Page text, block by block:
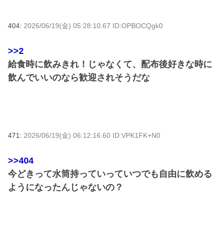
404: 2026/06/19(金) 05:28:10.67 ID:OPBOCQgk0
>>2
給食時に飲みきれ！じゃなくて、配布後好きな時に
飲んでいいのなら歓迎されそうだな
471: 2026/06/19(金) 06:12:16.60 ID:VPK1FK+N0
>>404
今どきって水筒持っていっていつでも自由に飲める
ようになったんじゃないの？